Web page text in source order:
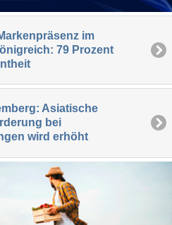
im
79 Prozent
Asiatische
bei
wird erhöht